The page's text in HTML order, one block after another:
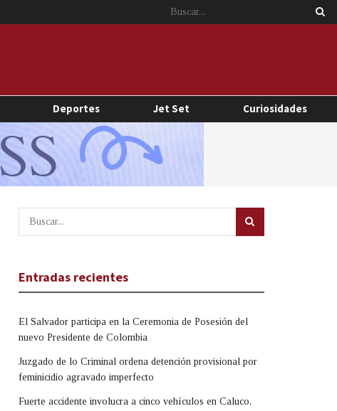
Deportes Jet Set Curiosidades
Entradas recientes
El Salvador participa en la Ceremonia de Posesión del
nuevo Presidente de Colombia
Juzgado de lo Criminal ordena detención provisional por
feminicidio agravado imperfecto
Fuerte accidente involucra a cinco vehículos en Caluco,